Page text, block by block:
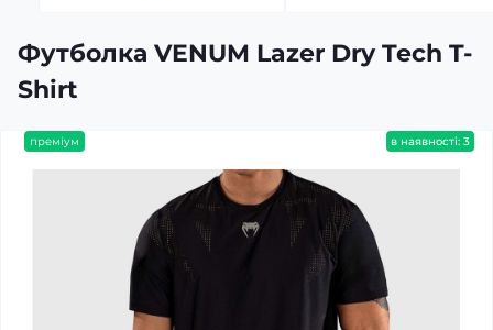
Футболка VENUM Lazer Dry Tech T-
Shirt
преміум в наявності: 3